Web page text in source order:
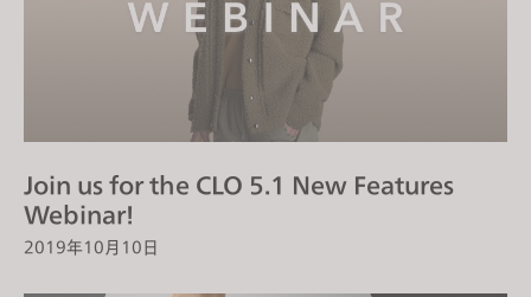
Join us for the CLO 5.1 New Features
Webinar!
2019年10月10日